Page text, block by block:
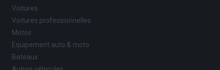
Voitures
Voitures professionnelles
Motos
Equipement auto & moto
Bateaux